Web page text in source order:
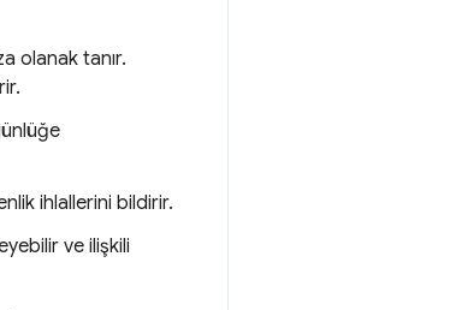
olanak tanır.
ihlallerini bildirir.
ve ilişkili